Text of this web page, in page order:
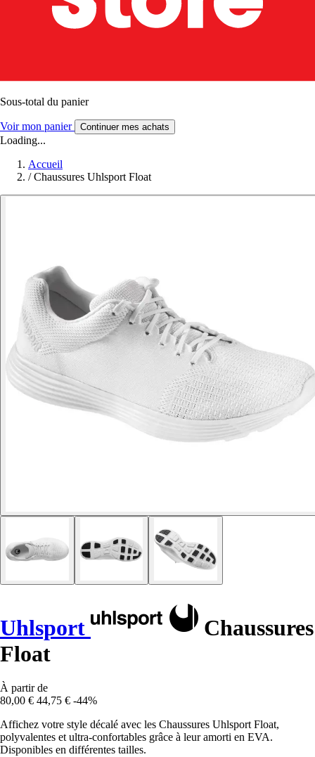
Sous-total du panier
Voir mon panier Continuer mes achats
Loading...
Accueil
/ Chaussures Uhlsport Float
Uhlsport
Chaussures
Float
À partir de
80,00 € 44,75 € -44%
Affichez votre style décalé avec les Chaussures Uhlsport Float,
polyvalentes et ultra-confortables grâce à leur amorti en EVA.
Disponibles en différentes tailles.